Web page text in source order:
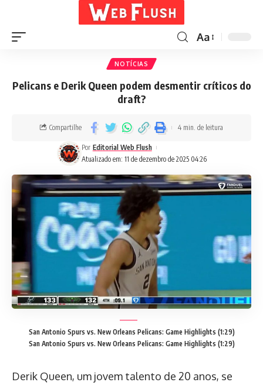
Aa
NOTÍCIAS
Pelicans e Derik Queen podem desmentir críticos do
draft?
Atualizado em: 11 de dezembro de 2025 04:26
Por Editorial Web Flush
Compartilhe 4 min. de leitura
San Antonio Spurs vs. New Orleans Pelicans: Game Highlights (1:29)
San Antonio Spurs vs. New Orleans Pelicans: Game Highlights (1:29)
Derik Queen, um jovem talento de 20 anos, se